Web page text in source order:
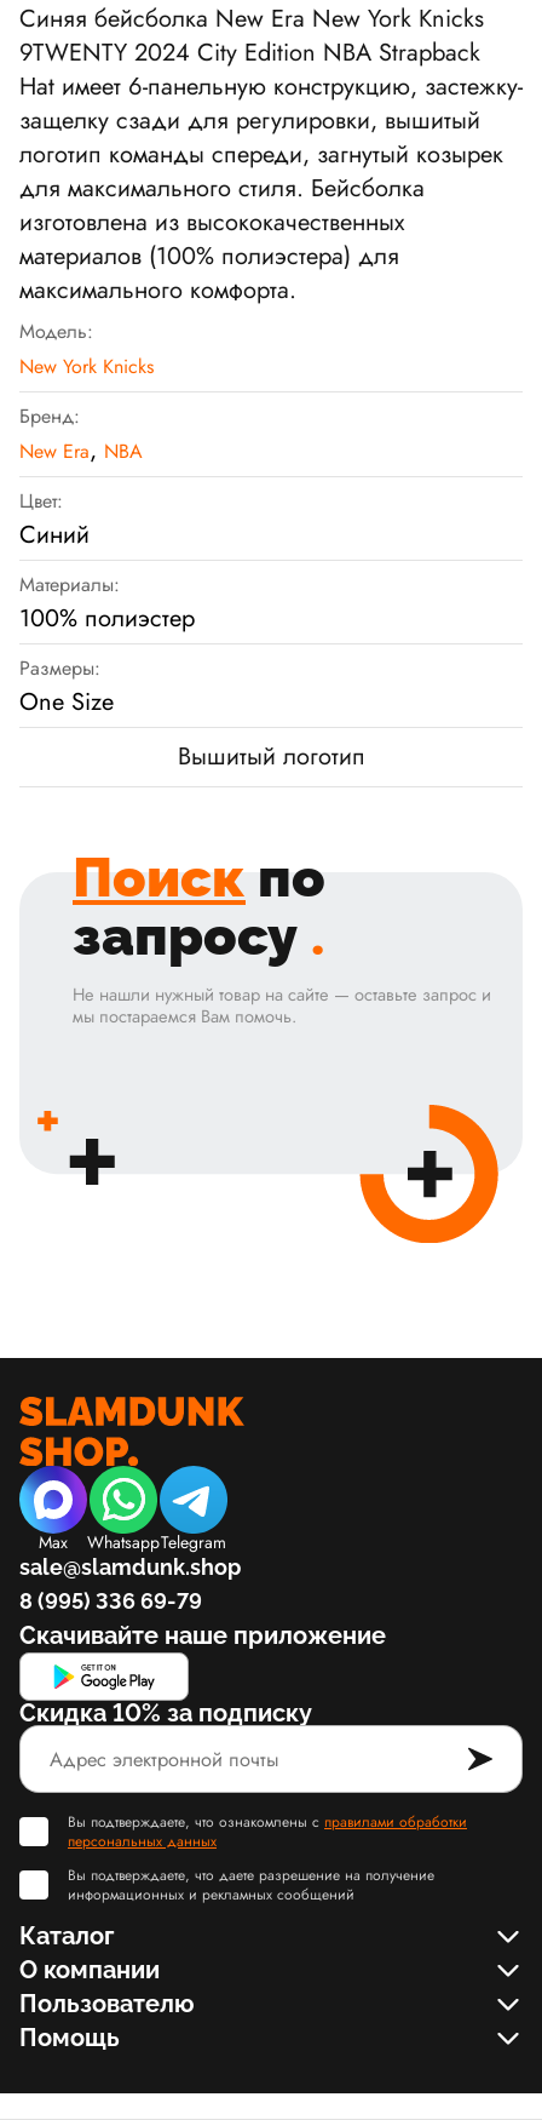
Синяя бейсболка New Era New York Knicks
9TWENTY 2024 City Edition NBA Strapback
Hat имеет 6-панельную конструкцию, застежку-
защелку сзади для регулировки, вышитый
логотип команды спереди, загнутый козырек
для максимального стиля. Бейсболка
изготовлена из высококачественных
материалов (100% полиэстера) для
максимального комфорта.
Модель:
New York Knicks
Бренд:
New Era, NBA
Цвет:
Синий
Материалы:
100% полиэстер
Размеры:
One Size
Вышитый логотип
Поиск по
запросу .
Не нашли нужный товар на сайте — оставьте запрос и
мы постараемся Вам помочь.
Max WhatsappTelegram
sale@slamdunk.shop
8 (995) 336 69-79
Скачивайте наше приложение
Скидка 10% за подписку
Вы подтверждаете, что ознакомлены с правилами обработки
персональных данных
Вы подтверждаете, что даете разрешение на получение
информационных и рекламных сообщений
Каталог
О компании
Пользователю
Помощь